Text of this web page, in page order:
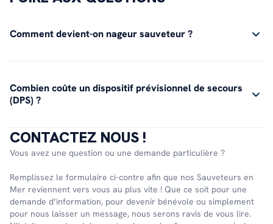
Comment devient-on nageur sauveteur ?
Combien coûte un dispositif prévisionnel de secours
(DPS) ?
CONTACTEZ NOUS !
Vous avez une question ou une demande particulière ?
Remplissez le formulaire ci-contre afin que nos Sauveteurs en
Mer reviennent vers vous au plus vite ! Que ce soit pour une
demande d’information, pour devenir bénévole ou simplement
pour nous laisser un message, nous serons ravis de vous lire.